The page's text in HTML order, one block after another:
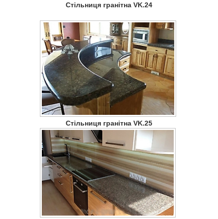
Стільниця гранітна VK.24
Стільниця гранітна VK.25